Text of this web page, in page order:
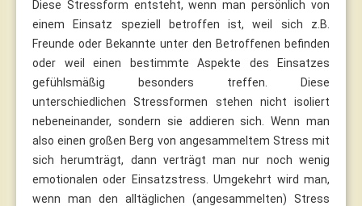
Diese Stressform entsteht, wenn man persönlich von
einem Einsatz speziell betroffen ist, weil sich z.B.
Freunde oder Bekannte unter den Betroffenen befinden
oder weil einen bestimmte Aspekte des Einsatzes
gefühlsmäßig besonders treffen. Diese
unterschiedlichen Stressformen stehen nicht isoliert
nebeneinander, sondern sie addieren sich. Wenn man
also einen großen Berg von angesammeltem Stress mit
sich herumträgt, dann verträgt man nur noch wenig
emotionalen oder Einsatzstress. Umgekehrt wird man,
wenn man den alltäglichen (angesammelten) Stress